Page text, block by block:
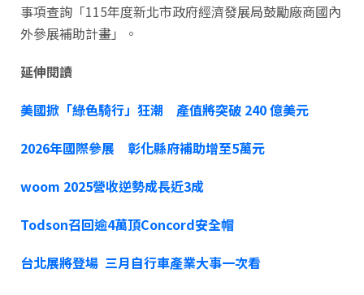
事項查詢「115年度新北市政府經濟發展局鼓勵廠商國內
外參展補助計畫」。
延伸閱讀
美國掀「綠色騎行」狂潮 產值將突破 240 億美元
2026年國際參展 彰化縣府補助增至5萬元
woom 2025營收逆勢成長近3成
Todson召回逾4萬頂Concord安全帽
台北展將登場 三月自行車產業大事一次看